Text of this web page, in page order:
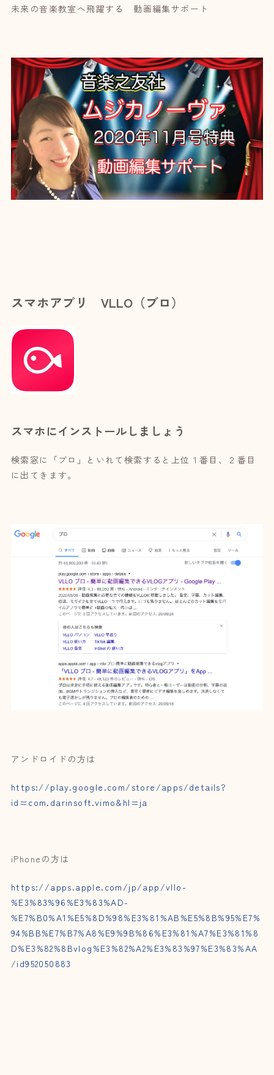
未来の音楽教室へ飛躍する 動画編集サポート
スマホアプリ VLLO（ブロ）
スマホにインストールしましょう
検索窓に「ブロ」といれて検索すると上位１番目、２番目
に出てきます。
アンドロイドの方は
https://play.google.com/store/apps/details?
id=com.darinsoft.vimo&hl=ja
iPhoneの方は
https://apps.apple.com/jp/app/vllo-
%E3%83%96%E3%83%AD-
%E7%B0%A1%E5%8D%98%E3%81%AB%E5%8B%95%E7%
94%BB%E7%B7%A8%E9%9B%86%E3%81%A7%E3%81%8
D%E3%82%8Bvlog%E3%82%A2%E3%83%97%E3%83%AA
/id952050883